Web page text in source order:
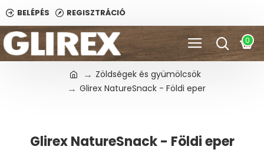
BELÉPÉS REGISZTRÁCIÓ
0
Zöldségek és gyümölcsök
Glirex NatureSnack - Földi eper
Glirex NatureSnack - Földi eper